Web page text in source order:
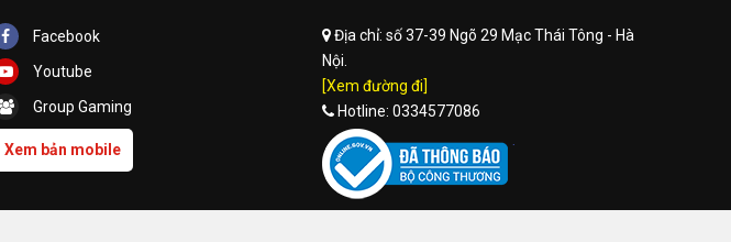
Facebook
Youtube
Group Gaming
Xem bản mobile
Địa chỉ: số 37-39 Ngõ 29 Mạc Thái Tông - Hà
Nội.
[Xem đường đi]
Hotline: 0334577086